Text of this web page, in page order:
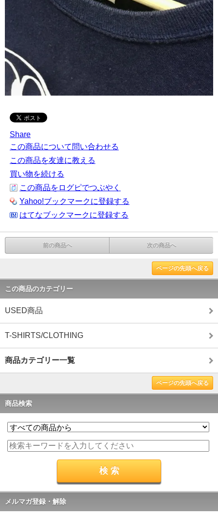
Share
この商品について問い合わせる
この商品を友達に教える
買い物を続ける
この商品をログピでつぶやく
Yahoo!ブックマークに登録する
はてなブックマークに登録する
前の商品へ 次の商品へ
ページの先頭へ戻る
この商品のカテゴリー
USED商品
T-SHIRTS/CLOTHING
商品カテゴリー一覧
ページの先頭へ戻る
商品検索
メルマガ登録・解除